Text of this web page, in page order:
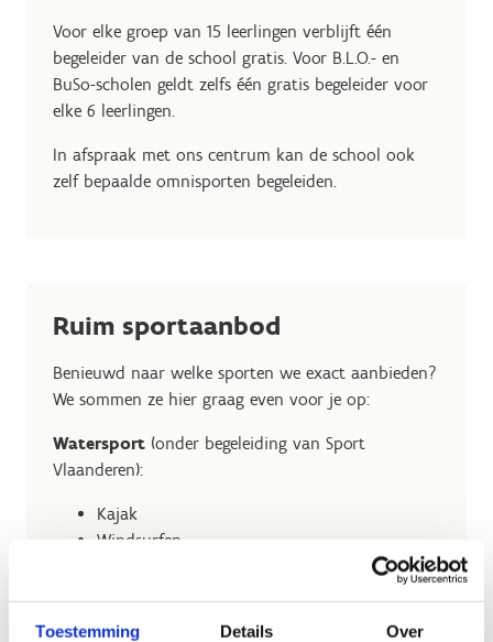
Toestemming Details Over
Voor elke groep van 15 leerlingen verblijft één
begeleider van de school gratis. Voor B.L.O.- en
BuSo-scholen geldt zelfs één gratis begeleider voor
elke 6 leerlingen.
In afspraak met ons centrum kan de school ook
zelf bepaalde omnisporten begeleiden.
Ruim sportaanbod
Benieuwd naar welke sporten we exact aanbieden?
We sommen ze hier graag even voor je op:
Watersport (onder begeleiding van Sport
Vlaanderen):
Kajak
Windsurfen
Vlottenbouw